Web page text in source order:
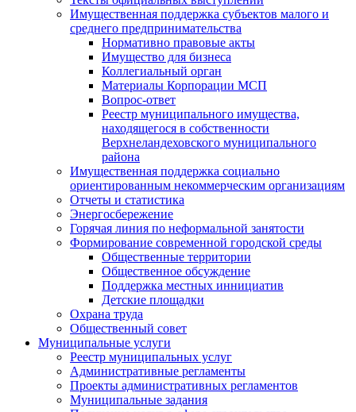
Имущественная поддержка субъектов малого и
среднего предпринимательства
Нормативно правовые акты
Имущество для бизнеса
Коллегиальный орган
Материалы Корпорации МСП
Вопрос-ответ
Реестр муниципального имущества,
находящегося в собственности
Верхнеландеховского муниципального
района
Имущественная поддержка социально
ориентированным некоммерческим организациям
Отчеты и статистика
Энергосбережение
Горячая линия по неформальной занятости
Формирование современной городской среды
Общественные территории
Общественное обсуждение
Поддержка местных иннициатив
Детские площадки
Охрана труда
Общественный совет
Муниципальные услуги
Реестр муниципальных услуг
Административные регламенты
Проекты административных регламентов
Муниципальные задания